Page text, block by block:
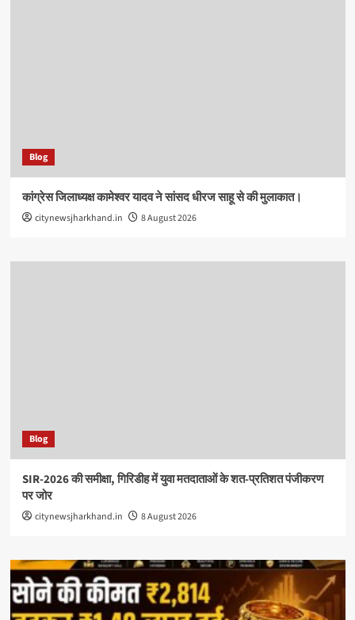
Blog
कांग्रेस जिलाध्यक्ष कामेश्वर यादव ने सांसद धीरज साहू से की मुलाकात।
citynewsjharkhand.in 8 August 2026
Blog
SIR-2026 की समीक्षा, गिरिडीह में युवा मतदाताओं के शत-प्रतिशत पंजीकरण
पर जोर
citynewsjharkhand.in 8 August 2026